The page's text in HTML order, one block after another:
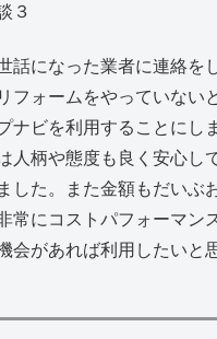
３
話になった業者に連絡を
フォームをやっていない
ナビを利用することにし
人柄や態度も良く安心し
した。また金額もだいぶ
常にコストパフォーマン
会があれば利用したいと